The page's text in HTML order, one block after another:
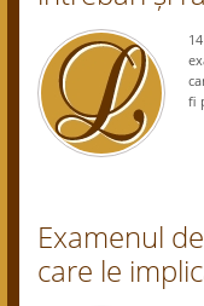
fi
Examenul
care le